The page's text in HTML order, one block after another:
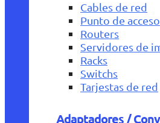
Cables de red
Punto de acceso
Routers
Servidores de
Racks
Switchs
Tarjestas de red
Adaptadores /